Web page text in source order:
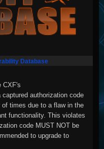
Database
CXF's
authorization code
of times due to a flaw in the
functionality. This violates
code MUST NOT be
to upgrade to